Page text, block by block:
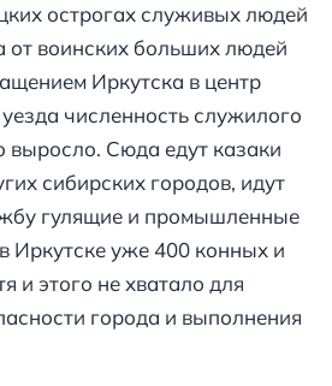
острогах служивых людей
от воинских больших людей
Иркутска в центр
численность служилого
выросло. Сюда едут казаки
сибирских городов, идут
гулящие и промышленные
Иркутске уже 400 конных и
и этого не хватало для
города и выполнения